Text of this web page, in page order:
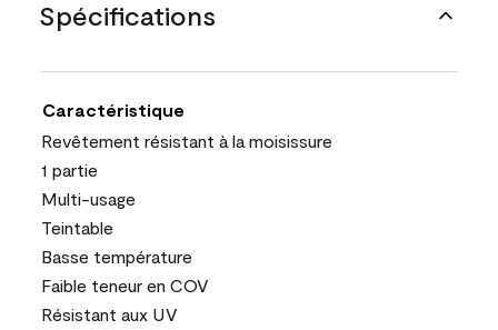
Spécifications
Caractéristique
Revêtement résistant à la moisissure
1 partie
Multi-usage
Teintable
Basse température
Faible teneur en COV
Résistant aux UV